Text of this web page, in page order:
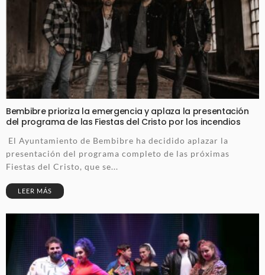
Bembibre prioriza la emergencia y aplaza la presentación
del programa de las Fiestas del Cristo por los incendios
El Ayuntamiento de Bembibre ha decidido aplazar la
presentación del programa completo de las próximas
Fiestas del Cristo, que se...
LEER MÁS